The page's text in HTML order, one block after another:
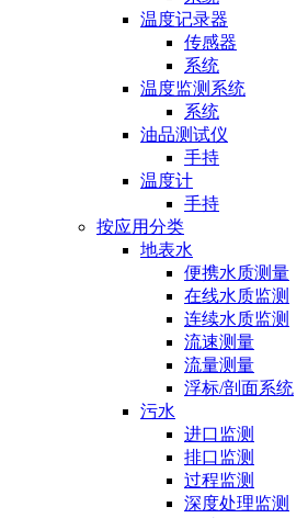
温度记录器
传感器
系统
温度监测系统
系统
油品测试仪
手持
温度计
手持
按应用分类
地表水
便携水质测量
在线水质监测
连续水质监测
流速测量
流量测量
浮标/剖面系统
污水
进口监测
排口监测
过程监测
深度处理监测